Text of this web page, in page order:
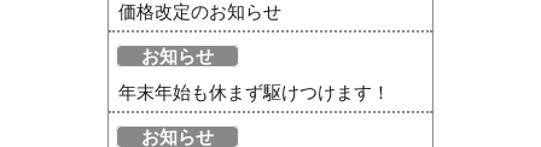
価格改定のお知らせ
お知らせ
年末年始も休まず駆けつけます！
お知らせ